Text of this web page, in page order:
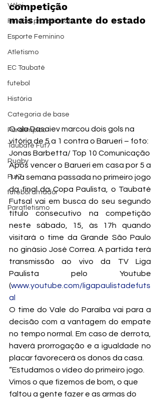
Vôlei
Futebol profissional
Esporte Feminino
Atletismo
EC Taubaté
futebol
História
Categoria de base
Paralímpico
Taubaté Fut7
Rugby
Fut7
futebol amador
Paratletismo
competição
mais importante do estado
O ala Dasaiev marcou dois gols na
vitória de 5 a 1 contra o Barueri – foto:
Jonas Barbetta/ Top 10 Comunicação
Após vencer o Barueri em casa por 5 a
1 na semana passada no primeiro jogo
da final da Copa Paulista, o Taubaté
Futsal vai em busca do seu segundo
título consecutivo na competição
neste sábado, 15, às 17h quando
visitará o time da Grande São Paulo
no ginásio José Correa. A partida terá
transmissão ao vivo da TV Liga
Paulista pelo Youtube
(www.youtube.com/ligapaulistadefuts
al
O time do Vale do Paraíba vai para a
decisão com a vantagem do empate
no tempo normal. Em caso de derrota,
haverá prorrogação e a igualdade no
placar favorecerá os donos da casa.
“Estudamos o vídeo do primeiro jogo.
Vimos o que fizemos de bom, o que
faltou a gente fazer e as armas do